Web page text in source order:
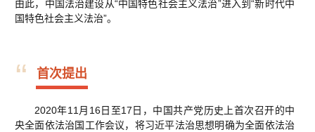
由此，中国法治建设从“中国特色社会主义法治”进入到“新时代中
国特色社会主义法治”。
“ 首次提出
2020年11月16日至17日，中国共产党历史上首次召开的中
央全面依法治国工作会议，将习近平法治思想明确为全面依法治